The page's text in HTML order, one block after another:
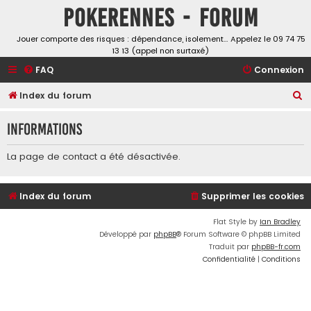
Pokerennes - Forum
Jouer comporte des risques : dépendance, isolement… Appelez le 09 74 75
13 13 (appel non surtaxé)
FAQ Connexion
Index du forum
h
r
Informations
La page de contact a été désactivée.
Index du forum Supprimer les cookies
Flat Style by Ian Bradley
Développé par phpBB® Forum Software © phpBB Limited
Traduit par phpBB-fr.com
Confidentialité | Conditions